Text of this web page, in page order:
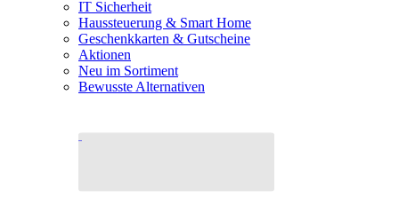
IT Sicherheit
Haussteuerung & Smart Home
Geschenkkarten & Gutscheine
Aktionen
Neu im Sortiment
Bewusste Alternativen